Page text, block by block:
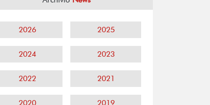
2026 2025
2024 2023
2022 2021
2020 2019